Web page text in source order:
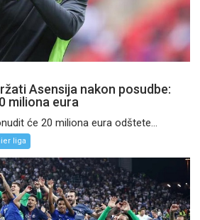
Asensija nakon posudbe:
miliona eura
će 20 miliona eura odštete...
liga